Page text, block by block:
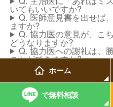
いてもいいですか?
Q. 医師意見書を出せば
ますか?
Q. 協力医の意見が、こ
どうなりますか?
Q. 協力医への謝礼は、
ことができますか?
Q. 「調査だけ」の依頼
ホーム
で無料相談